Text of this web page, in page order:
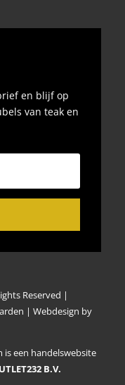
en blijf op
van teak en
Reserved |
|Webdesign by
een handelswebsite
B.V.